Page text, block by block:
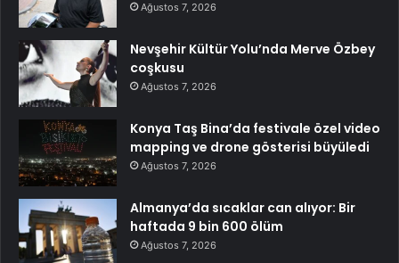
Ağustos 7, 2026
Nevşehir Kültür Yolu’nda Merve Özbey
coşkusu
Ağustos 7, 2026
Konya Taş Bina’da festivale özel video
mapping ve drone gösterisi büyüledi
Ağustos 7, 2026
Almanya’da sıcaklar can alıyor: Bir
haftada 9 bin 600 ölüm
Ağustos 7, 2026